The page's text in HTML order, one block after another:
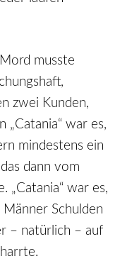
musste
zwei Kunden,
„Catania“ war es,
mindestens ein
dann vom
„Catania“ war es,
Schulden
– natürlich – auf